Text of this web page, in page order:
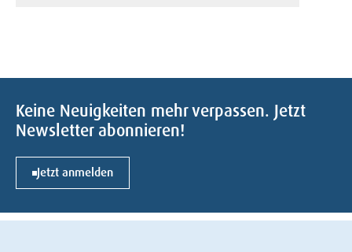
Keine Neuigkeiten mehr verpassen. Jetzt
Newsletter abonnieren!
Jetzt anmelden